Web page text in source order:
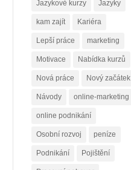
Jazykové kurzy Jazyky
kam zajít Kariéra
Lepší práce marketing
Motivace Nabídka kurzů
Nová práce Nový začátek
Návody online-marketing
online podnikání
Osobní rozvoj peníze
Podnikání Pojištění